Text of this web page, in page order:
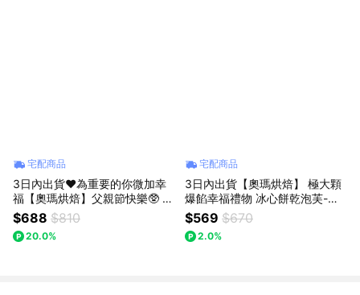
宅配商品
3日內出貨♥️為重要的你微加幸
福【奧瑪烘焙】父親節快樂🥸 生
日快樂🎂 微醺提拉米蘇巴斯克蛋
糕(4吋)＋超人氣冰心餅乾泡芙3
入組 獅子座生日快樂 情人節快
$688 $810
20.0%
宅配商品
3日內出貨【奧瑪烘焙】 極大顆
爆餡幸福禮物 冰心餅乾泡芙-醇
厚紅烏龍 ｜綜合口味 獅子座生
日快樂 教師節快樂 情人節快樂
泡芙禮盒 LINE禮物獨家
$569 $670
2.0%